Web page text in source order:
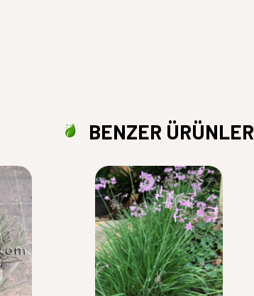
BENZER ÜRÜNLER